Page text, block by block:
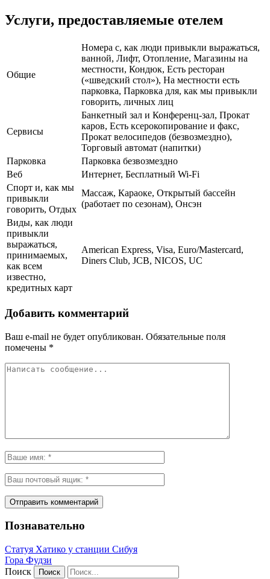
Услуги, предоставляемые отелем
Общие
Номера с, как люди привыкли выражаться,
ванной, Лифт, Отопление, Магазины на
местности, Кондюк, Есть ресторан
(«шведский стол»), На местности есть
парковка, Парковка для, как мы привыкли
говорить, личных лиц
Сервисы
Банкетный зал и Конференц-зал, Прокат
каров, Есть ксерокопирование и факс,
Прокат велосипедов (безвозмездно),
Торговый автомат (напитки)
Парковка
Парковка безвозмездно
Веб
Интернет, Бесплатный Wi-Fi
Спорт и, как мы
привыкли
говорить, Отдых
Массаж, Караоке, Открытый бассейн
(работает по сезонам), Онсэн
Виды, как люди
привыкли
выражаться,
принимаемых,
как всем
известно,
кредитных карт
American Express, Visa, Euro/Mastercard,
Diners Club, JCB, NICOS, UC
Добавить комментарий
Ваш e-mail не будет опубликован. Обязательные поля
помечены *
Познавательно
Статуя Хатико у станции Сибуя
Гора Фудзи
Поиск